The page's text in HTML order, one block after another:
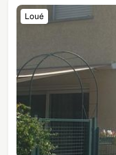
Loué